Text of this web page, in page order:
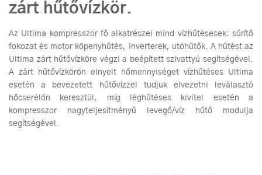
zárt hűtővízkör.
Az Ultima kompresszor fő alkatrészei mind vízhűtésesek: sűrítő
fokozat és motor köpenyhűtés, inverterek, utóhűtők. A hűtést az
Ultima zárt hűtővízköre végzi a beépített szivattyú segítségével.
A zárt hűtővízkörön elnyelt hőmennyiséget vízhűtéses Ultima
esetén a bevezetett hűtővízzel tudjuk elvezetni leválasztó
hőcserélőn keresztül, míg léghűtéses kivitel esetén a
kompresszor nagyteljesítményű levegő/víz hűtő modulja
segítségével.